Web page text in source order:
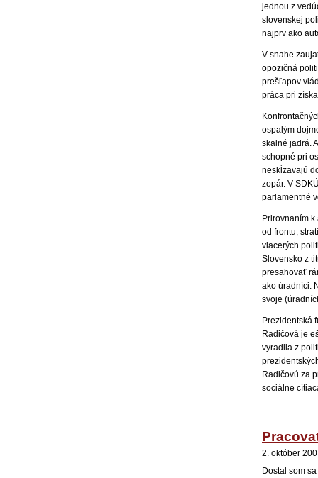
jednou z
slovenskej
najprv ako
V snahe
opozičná
prešľapov
práca pri
ospalým
skalné jadrá.
schopné pri
neskĺzavajú
zopár. V
parlamentné
Prirovnaním
od frontu,
viacerých
Slovensko z
presahovať
ako úradníci.
svoje
Prezidentská
Radičová je
vyradila z
Radičovú za
sociálne
2. október
Dostal som